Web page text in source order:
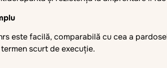
este facilă, comparabilă cu cea a
scurt de execuție.